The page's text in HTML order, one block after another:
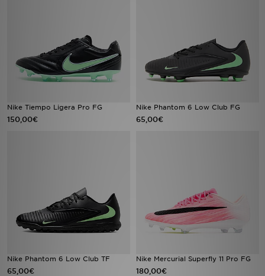
Nike Tiempo Ligera Pro FG
150,00€
Nike Phantom 6 Low Club FG
65,00€
Nike Phantom 6 Low Club TF
65,00€
Nike Mercurial Superfly 11 Pro FG
180,00€